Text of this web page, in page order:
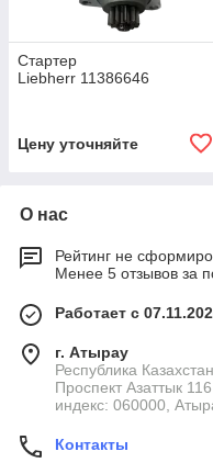
Стартер
Liebherr 11386646
Цену уточняйте
О нас
Рейтинг не
Менее 5 отзывов за
Работает с
г. Атырау
Республика
Проспект Азаттык
индекс: 060000,
Контакты